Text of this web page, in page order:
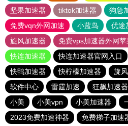
坚果加速器
tiktok加速器
狗急
免费vqn外网加速
小蓝鸟 优途
旋风加速器
免费vps加速器外网苹
快连加速器
快连加速器官网入口
快鸭加速器
快柠檬加速器 旋
软件中心
雷霆加速 狂飙加速器
小美
小美vpn 小美加速器
2023免费加速神器
免费梯子加速